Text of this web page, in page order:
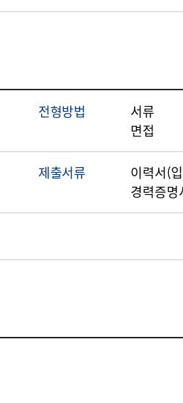
전형방법
서류
면접
제출서류
이력서(
경력증